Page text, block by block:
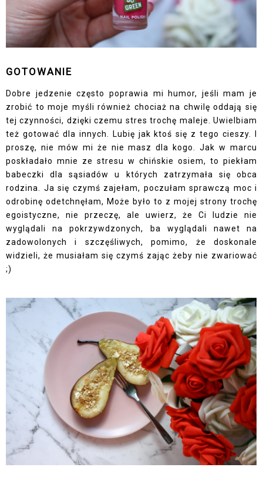
GOTOWANIE
Dobre jedzenie często poprawia mi humor, jeśli mam je
zrobić to moje myśli również chociaż na chwilę oddają się
tej czynności, dzięki czemu stres trochę maleje. Uwielbiam
też gotować dla innych. Lubię jak ktoś się z tego cieszy. I
proszę, nie mów mi że nie masz dla kogo. Jak w marcu
poskładało mnie ze stresu w chińskie osiem, to piekłam
babeczki dla sąsiadów u których zatrzymała się obca
rodzina. Ja się czymś zajełam, poczułam sprawczą moc i
odrobinę odetchnęłam, Może było to z mojej strony trochę
egoistyczne, nie przeczę, ale uwierz, że Ci ludzie nie
wyglądali na pokrzywdzonych, ba wyglądali nawet na
zadowolonych i szczęśliwych, pomimo, że doskonale
widzieli, że musiałam się czymś zając żeby nie zwariować
;)